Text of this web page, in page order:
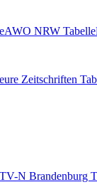
AWO NRW Tabelle
Zeitschriften
TV-N Brandenburg